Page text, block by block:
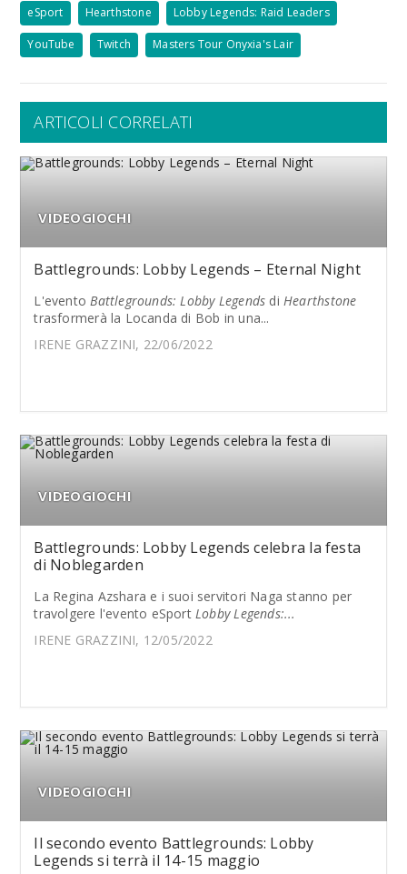
eSport Hearthstone Lobby Legends: Raid Leaders
YouTube Twitch Masters Tour Onyxia's Lair
ARTICOLI CORRELATI
VIDEOGIOCHI
Battlegrounds: Lobby Legends – Eternal Night
L'eventoBattlegrounds: Lobby Legends diHearthstone
trasformerà la Locanda di Bob in una...
IRENE GRAZZINI, 22/06/2022
VIDEOGIOCHI
Battlegrounds: Lobby Legends celebra la festa
di Noblegarden
La Regina Azshara e i suoi servitori Naga stanno per
travolgere l'evento eSportLobby Legends:...
IRENE GRAZZINI, 12/05/2022
VIDEOGIOCHI
Il secondo evento Battlegrounds: Lobby
Legends si terrà il 14-15 maggio